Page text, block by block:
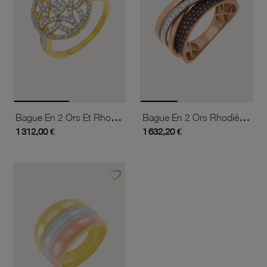
Bague En 2 Ors Et Rhodié, Diamants
1 312,00 €
Bague En 2 Ors Rhodié, Diamants Bruns Et Blancs
1 632,20 €
favorite_borderAjouter à vos favoris